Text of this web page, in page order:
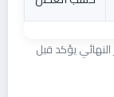
يؤكد قبل